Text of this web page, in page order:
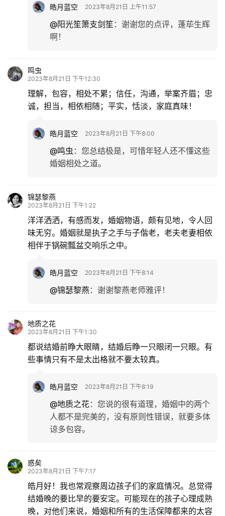
育
更
多
皓月蓝空 2023年8月21日 上午11:57
@阳光笙箫支剑笙 ： 谢谢您的点评，蓬荜生辉
啊！
鸣虫
2023年8月21日 下午12:30
理解，包容，相处不累；信任，沟通，举案齐眉；忠
诚，担当，相依相随；平实，恬淡，家庭真味！
皓月蓝空 2023年8月21日 下午8:00
@鸣虫 ： 您总结极是，可惜年轻人还不懂这些
婚姻相处之道。
锦瑟黎燕
2023年8月21日 下午1:22
洋洋洒洒，有感而发，婚姻物语，颇有见地，令人回
味无穷。婚姻就是执子之手与子偕老，老夫老妻相依
相伴于锅碗瓢盆交响乐之中。
皓月蓝空 2023年8月21日 下午8:14
@锦瑟黎燕： 谢谢黎燕老师雅评！
地质之花
2023年8月21日 下午1:30
都说结婚前睁大眼睛，结婚后睁一只眼闭一只眼。有
些事情只有不是太出格就不要太较真。
皓月蓝空 2023年8月21日 下午8:19
@地质之花： 您说的很有道理，婚姻中的两个
人都不是完美的，没有原则性错误，就要多体
谅多包容。
惑矣
2023年8月21日 下午7:17
皓月好！我也常观察周边孩子们的家庭情况。总觉得
结婚晚的要比早的要安定。可能现在的孩子心理成熟
晚，对他们来说，婚姻和所有的生活保障都来的太容